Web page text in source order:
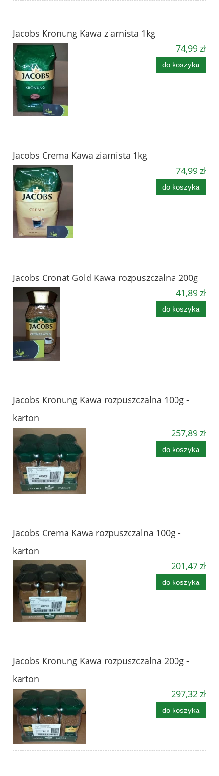
Jacobs Kronung Kawa ziarnista 1kg
74,99 zł
do koszyka
Jacobs Crema Kawa ziarnista 1kg
74,99 zł
do koszyka
Jacobs Cronat Gold Kawa rozpuszczalna 200g
41,89 zł
do koszyka
Jacobs Kronung Kawa rozpuszczalna 100g -
karton
257,89 zł
do koszyka
Jacobs Crema Kawa rozpuszczalna 100g -
karton
201,47 zł
do koszyka
Jacobs Kronung Kawa rozpuszczalna 200g -
karton
297,32 zł
do koszyka